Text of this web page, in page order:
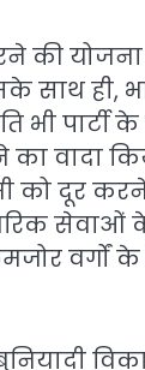
की
साथ ही,
भी
वादा
को दूर
सेवाओं
वर्गों
बुनियादी